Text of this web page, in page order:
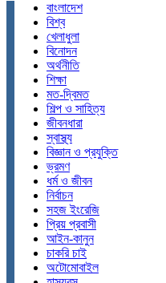
বাংলাদেশ
বিশ্ব
খেলাধুলা
বিনোদন
অর্থনীতি
শিক্ষা
মত-দ্বিমত
শিল্প ও সাহিত্য
জীবনধারা
স্বাস্থ্য
বিজ্ঞান ও প্রযুক্তি
ভ্রমণ
ধর্ম ও জীবন
নির্বাচন
সহজ ইংরেজি
প্রিয় প্রবাসী
আইন-কানুন
চাকরি চাই
অটোমোবাইল